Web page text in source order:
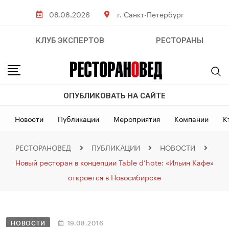
08.08.2026 г. Санкт-Петербург
КЛУБ ЭКСПЕРТОВ РЕСТОРАНЫ
ОПУБЛИКОВАТЬ НА САЙТЕ
Новости Публикации Мероприятия Компании
РЕСТОРАНОВЕД ПУБЛИКАЦИИ
НОВОСТИ
Новый ресторан в концепции Table d’hote: «Ильин Кафе»
откроется в Новосибирске
НОВОСТИ 19.08.2016